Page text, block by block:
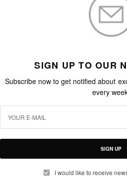
SIGN UP TO OUR
Subscribe now to get notified about
every
SIGN UP
I would like to receive